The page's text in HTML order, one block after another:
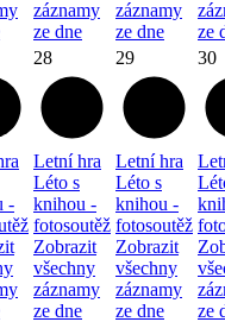
záznamy
ze dne
záznamy
ze dne
ze
-
28
Letní hra
Léto s
knihou -
fotosoutěž
Zobrazit
všechny
záznamy
ze dne
29
Letní hra
Léto s
knihou -
fotosoutěž
Zobrazit
všechny
záznamy
ze dne
30
ze